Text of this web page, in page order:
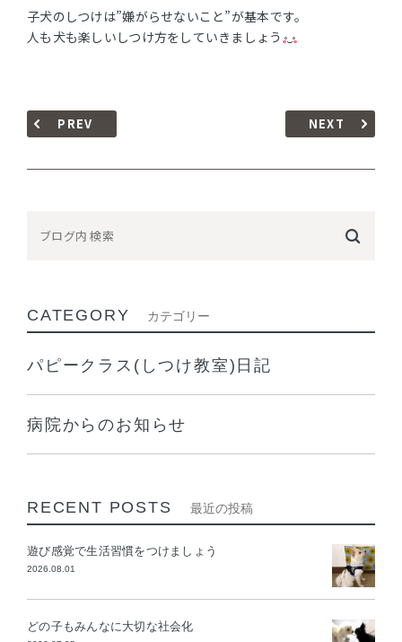
子犬のしつけは”嫌がらせないこと”が基本です。
人も犬も楽しいしつけ方をしていきましょう
PREV NEXT
CATEGORY カテゴリー
パピークラス(しつけ教室)日記
病院からのお知らせ
RECENT POSTS 最近の投稿
遊び感覚で生活習慣をつけましょう
2026.08.01
どの子もみんなに大切な社会化